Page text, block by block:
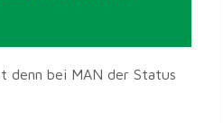
denn bei MAN der Status